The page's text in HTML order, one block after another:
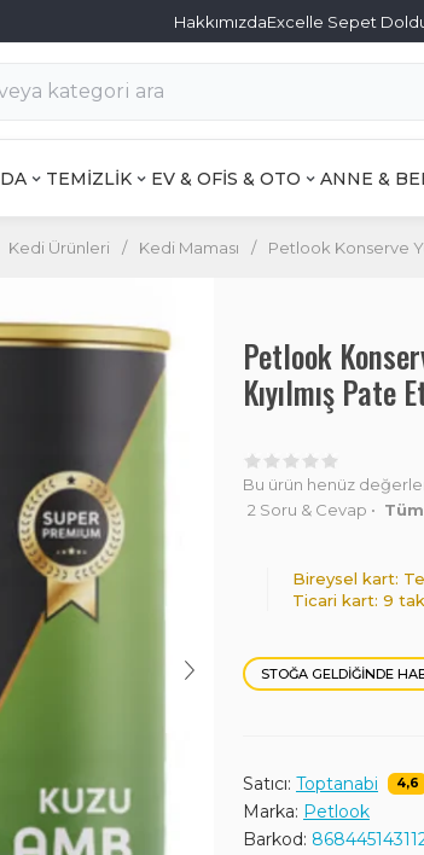
HakkımızdaExcelle Sepet
TEMİZLİK EV & OFİS & OTO ANNE &
Kedi Ürünleri / Kedi Maması / Petlook Konserve
Petlook
Kıyılmış Pate
Bu ürün henüz
2 Soru & Cevap •
Bireysel kart:
Ticari kart: 9
STOĞA GELDIĞINDE
Satıcı: Toptanabi 4,6
Marka: Petlook
Barkod: